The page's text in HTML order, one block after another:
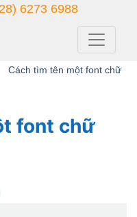
6273 6988
Cách tìm tên một font chữ
font chữ